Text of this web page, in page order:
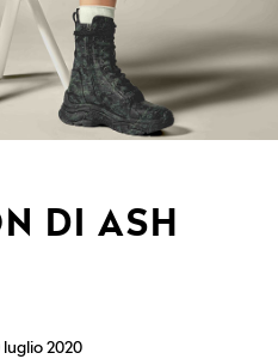
DI ASH
luglio 2020